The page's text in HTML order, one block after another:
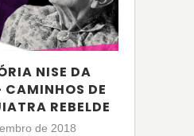
NISE DA
CAMINHOS DE
REBELDE
de 2018